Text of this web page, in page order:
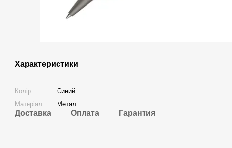
Характеристики
Колір
Синий
Матеріал
Метал
Доставка Оплата Гарантия